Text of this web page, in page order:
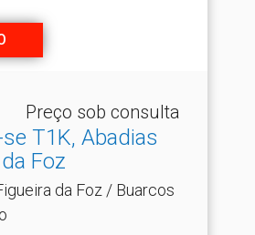
Preço sob consulta
T1K, Abadias
Foz
da Foz / Buarcos